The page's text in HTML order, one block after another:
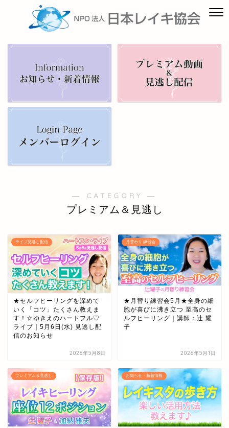
― CATEGORY ―
プレミアム＆見逃し
ライブ見逃し配信
★セルフヒーリングを深めて
いく「コツ」たくさん教えま
す！☆ゆきえのハートフル♡
ライブ｜5月6日(水) 見逃し配
信のお知らせ
2026年5月8日
月替わり 練習会
★月替り練習会5月★全身の細
胞が喜びに沸き立つ 至高のセ
ルフヒーリング｜講師：辻 耀
子
2026年5月1日
プレミアム＆見逃し お知らせ・新着情報